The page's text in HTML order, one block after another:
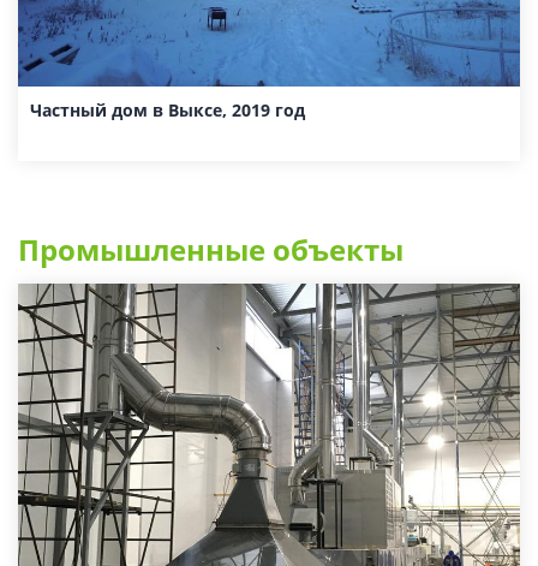
Частный дом в Выксе, 2019 год
Промышленные объекты